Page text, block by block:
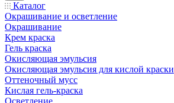
Каталог
Окрашивание и осветление
Окрашивание
Крем краска
Гель краска
Окисляющая эмульсия
Окисляющая эмульсия для кислой краски
Оттеночный мусс
Кислая гель-краска
Осветление